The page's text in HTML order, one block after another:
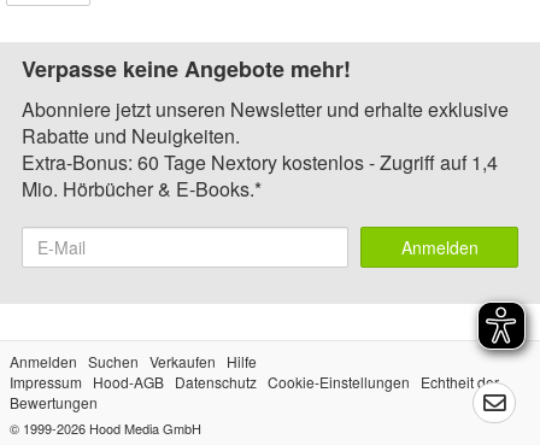
Verpasse keine Angebote mehr!
Abonniere jetzt unseren Newsletter und erhalte exklusive
Rabatte und Neuigkeiten.
Extra-Bonus: 60 Tage Nextory kostenlos - Zugriff auf 1,4
Mio. Hörbücher & E-Books.*
Anmelden
Anmelden Suchen Verkaufen
Hilfe
Impressum
Hood-AGB Datenschutz Cookie-Einstellungen
Echtheit der
Bewertungen
© 1999-2026 Hood Media GmbH